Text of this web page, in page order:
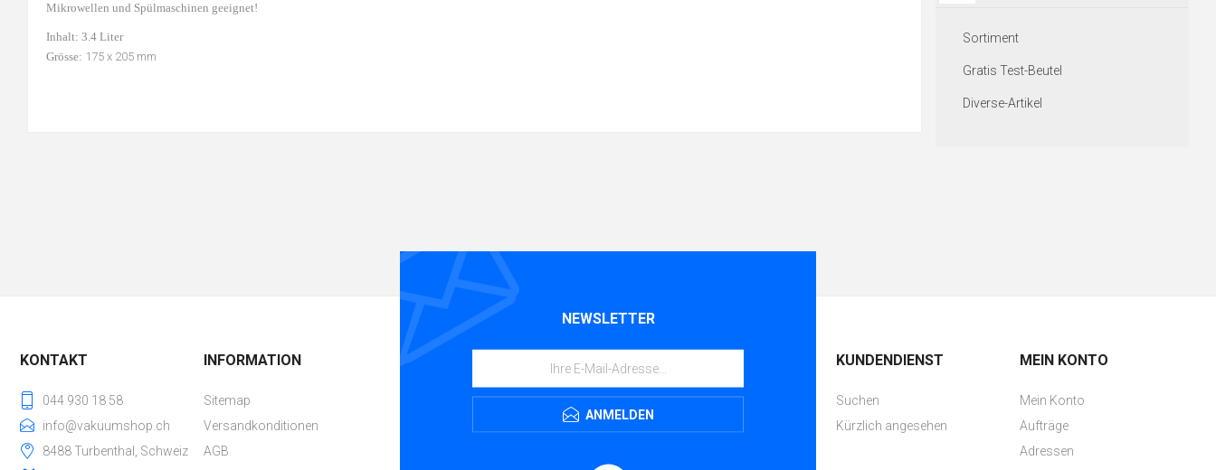
Mikrowellen und Spülmaschinen geeignet!
Inhalt: 3.4 Liter
Grösse: 175 x 205 mm
Sortiment
Gratis Test-Beutel
Diverse-Artikel
NEWSLETTER
ANMELDEN
KONTAKT
044 930 18 58
info@vakuumshop.ch
8488 Turbenthal, Schweiz
INFORMATION
Sitemap
Versandkonditionen
AGB
KUNDENDIENST
Suchen
Kürzlich angesehen
MEIN KONTO
Mein Konto
Aufträge
Adressen